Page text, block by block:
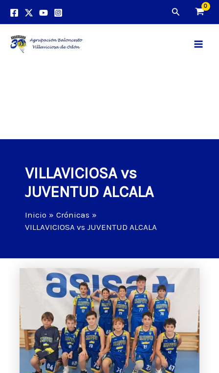
Buscar
VILLAVICIOSA vs
JUVENTUD ALCALA
Inicio
Crónicas
VILLAVICIOSA vs JUVENTUD ALCALA